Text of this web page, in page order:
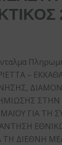
–
ΣΤΗΝ
ΜΑΪΟΥ ΓΙΑ ΤΗ
ΔΙΕΘΝΗ